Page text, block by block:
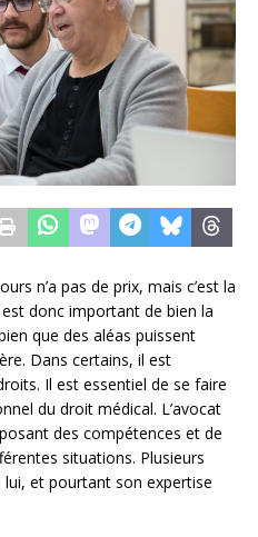
n’a pas de prix, mais c’est la
donc important de bien la
que des aléas puissent
Dans certains, il est
Il est essentiel de se faire
du droit médical. L’avocat
des compétences et de
situations. Plusieurs
et pourtant son expertise